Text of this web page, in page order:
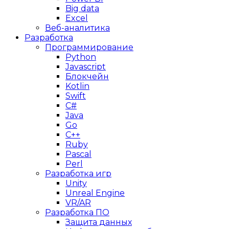
Big data
Excel
Веб-аналитика
Разработка
Программирование
Python
Javascript
Блокчейн
Kotlin
Swift
C#
Java
Go
C++
Ruby
Pascal
Perl
Разработка игр
Unity
Unreal Engine
VR/AR
Разработка ПО
Защита данных